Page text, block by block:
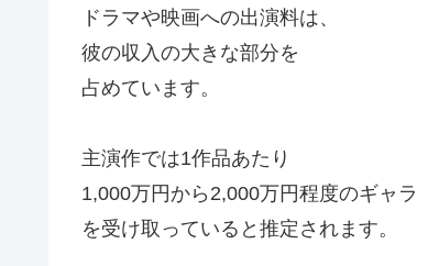
ドラマや映画への出演料は、
彼の収入の大きな部分を
占めています。
主演作では1作品あたり
1,000万円から2,000万円程度のギャラ
を受け取っていると推定されます。